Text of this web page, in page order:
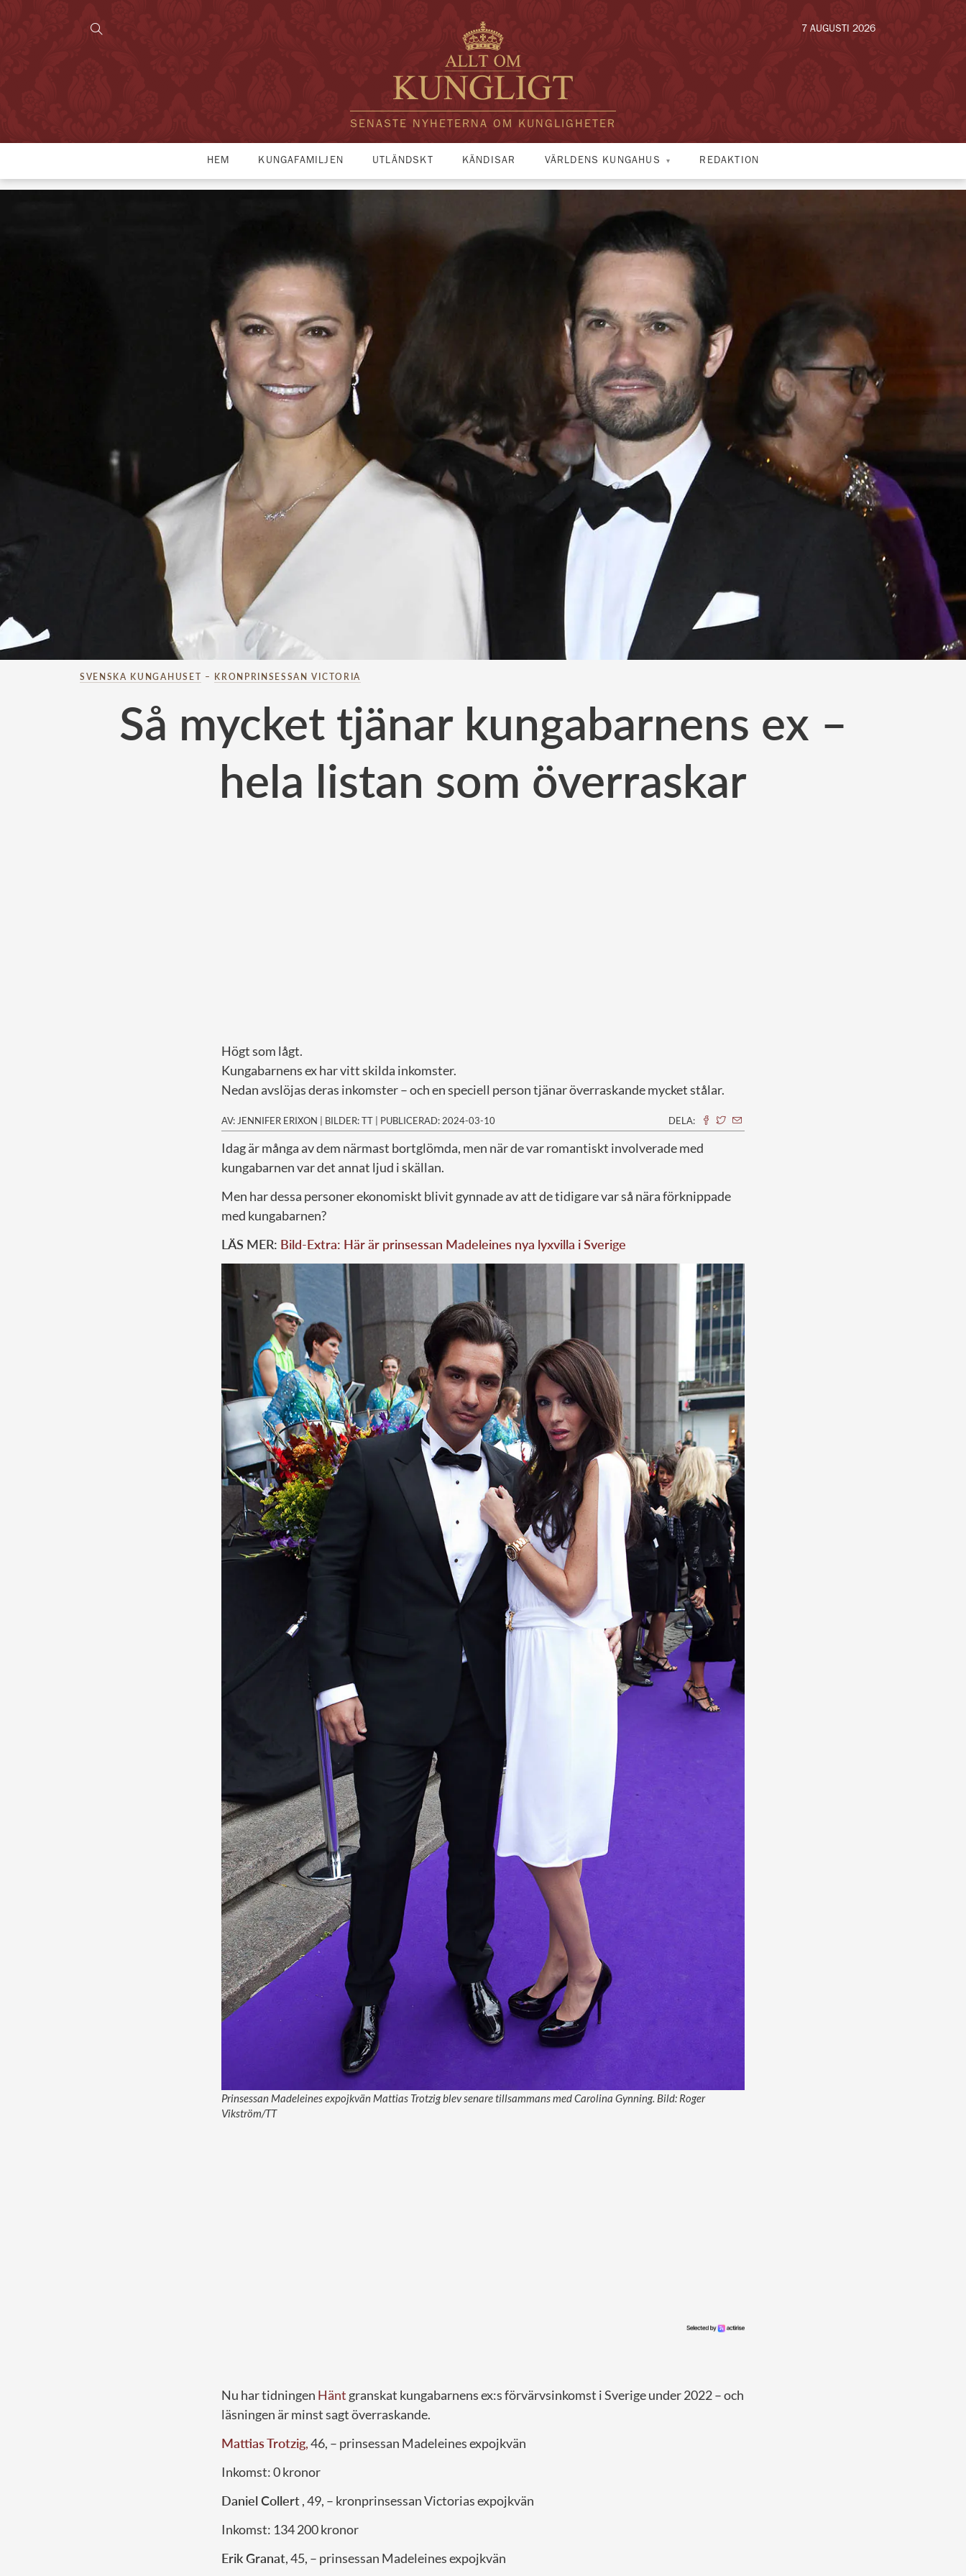
SENASTE NYHETERNA OM KUNGLIGHETER
7 AUGUSTI 2026
HEM KUNGAFAMILJEN UTLÄNDSKT KÄNDISAR VÄRLDENS KUNGAHUS REDAKTION
SVENSKA KUNGAHUSET – KRONPRINSESSAN VICTORIA
Så mycket tjänar kungabarnens ex –
hela listan som överraskar
Högt som lågt.
Kungabarnens ex har vitt skilda inkomster.
Nedan avslöjas deras inkomster – och en speciell person tjänar överraskande mycket stålar.
AV: JENNIFER ERIXON | BILDER: TT | PUBLICERAD: 2024-03-10 DELA:
Idag är många av dem närmast bortglömda, men när de var romantiskt involverade med
kungabarnen var det annat ljud i skällan.
Men har dessa personer ekonomiskt blivit gynnade av att de tidigare var så nära förknippade
med kungabarnen?
LÄS MER: Bild-Extra: Här är prinsessan Madeleines nya lyxvilla i Sverige
Prinsessan Madeleines expojkvän Mattias Trotzig blev senare tillsammans med Carolina Gynning. Bild: Roger
Vikström/TT
Nu har tidningen Hänt granskat kungabarnens ex:s förvärvsinkomst i Sverige under 2022 – och
läsningen är minst sagt överraskande.
Mattias Trotzig,46, – prinsessan Madeleines expojkvän
Inkomst: 0 kronor
Daniel Collert, 49, – kronprinsessan Victorias expojkvän
Inkomst: 134 200 kronor
Erik Granat, 45, – prinsessan Madeleines expojkvän